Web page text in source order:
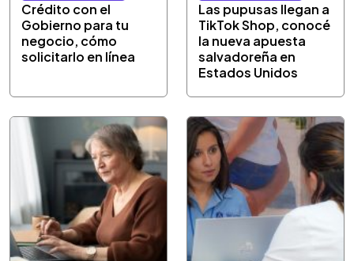
Crédito con el
Gobierno para tu
negocio, cómo
solicitarlo en línea
Las pupusas llegan a
TikTok Shop, conocé
la nueva apuesta
salvadoreña en
Estados Unidos